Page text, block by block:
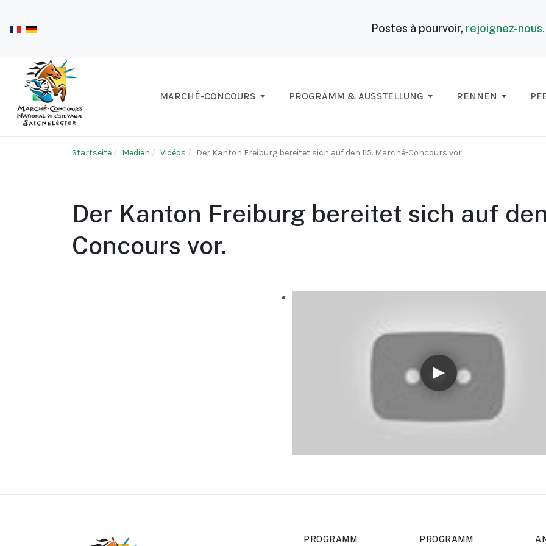
Postes à pourvoir, rejoignez-
MARCHÉ-CONCOURS PROGRAMM & AUSSTELLUNG RENNEN
Startseite Medien Vidéos Der Kanton Freiburg bereitet sich auf den 115. Marché-Concours vor.
Der Kanton Freiburg bereitet sich auf
Concours vor.
PROGRAMM PROGRAMM